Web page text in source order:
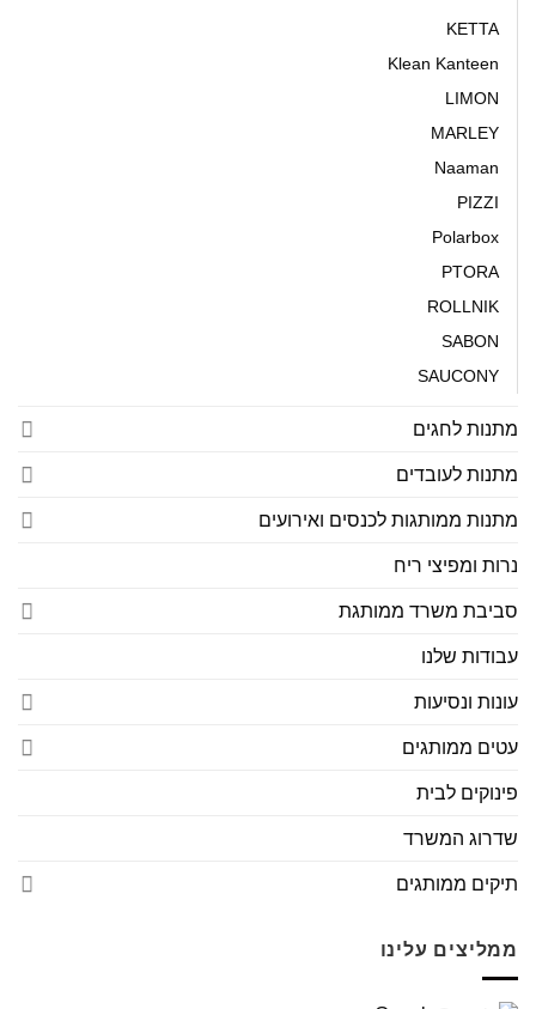
KETTA
Klean Kanteen
LIMON
MARLEY
Naaman
PIZZI
Polarbox
PTORA
ROLLNIK
SABON
SAUCONY
מתנות לחגים
מתנות לעובדים
מתנות ממותגות לכנסים ואירועים
נרות ומפיצי ריח
סביבת משרד ממותגת
עבודות שלנו
עונות ונסיעות
עטים ממותגים
פינוקים לבית
שדרוג המשרד
תיקים ממותגים
ממליצים עלינו